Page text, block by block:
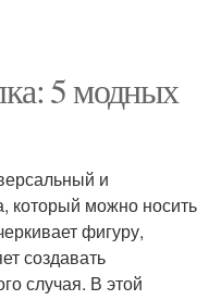
5 модных
и
который можно носить
фигуру,
создавать
случая. В этой